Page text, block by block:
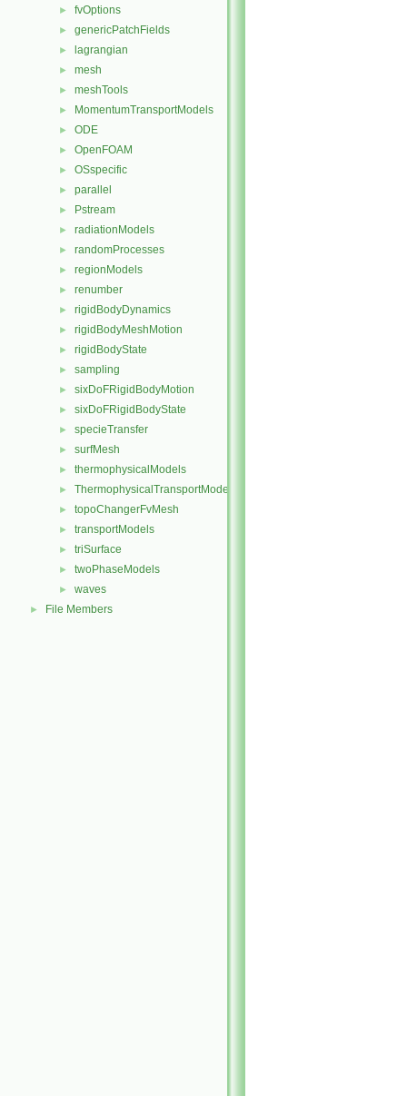
► fvOptions
► genericPatchFields
► lagrangian
► mesh
► meshTools
► MomentumTransportModels
► ODE
► OpenFOAM
► OSspecific
► parallel
► Pstream
► radiationModels
► randomProcesses
► regionModels
► renumber
► rigidBodyDynamics
► rigidBodyMeshMotion
► rigidBodyState
► sampling
► sixDoFRigidBodyMotion
► sixDoFRigidBodyState
► specieTransfer
► surfMesh
► thermophysicalModels
► ThermophysicalTransportModels
► topoChangerFvMesh
► transportModels
► triSurface
► twoPhaseModels
► waves
► File Members